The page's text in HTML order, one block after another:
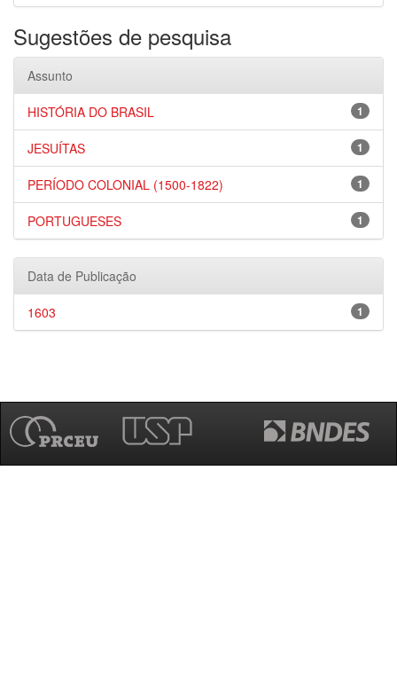
Sugestões de pesquisa
Assunto
1
HISTÓRIA DO BRASIL
1
JESUÍTAS
1
PERÍODO COLONIAL (1500-1822)
1
PORTUGUESES
Data de Publicação
1
1603